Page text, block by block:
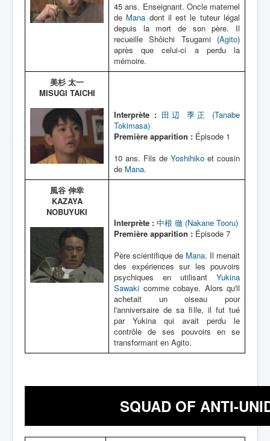
45 ans. Enseignant. Oncle maternel
de Mana dont il est le tuteur légal
depuis la mort de son père. Il
recueille Shôichi Tsugami (Agito)
après que celui-ci a perdu la
mémoire.
美杉 太一
MISUGI TAICHI
Interprète : 田辺 季正 (Tanabe
Tokimasa)
Première apparition : Épisode 1
10 ans. Fils de Yoshihiko et cousin
de Mana.
風谷 伸幸
KAZAYA
NOBUYUKI
Interprète : 中根 徹 (Nakane Tooru)
Première apparition : Épisode 7
Père scientifique de Mana. Il menait
des expériences sur les pouvoirs
psychiques en utilisant Yukina
Sawaki comme cobaye. Alors qu'il
achetait un oiseau pour
l'anniversaire de sa fille, il fut tué
par Yukina qui avait perdu le
contrôle de ses pouvoirs en se
transformant en Agito.
SQUAD OF ANTI-